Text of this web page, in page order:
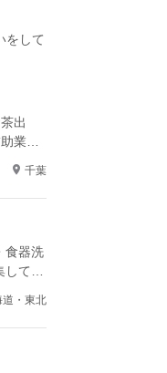
をして
出
業務
千葉
食器洗
てい
道・東北